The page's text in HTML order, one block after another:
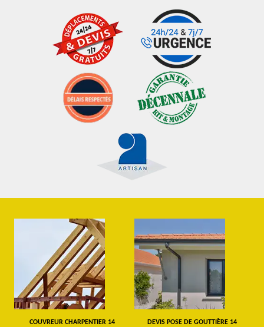
COUVREUR CHARPENTIER 14 DEVIS POSE DE GOUTTIÈRE 14